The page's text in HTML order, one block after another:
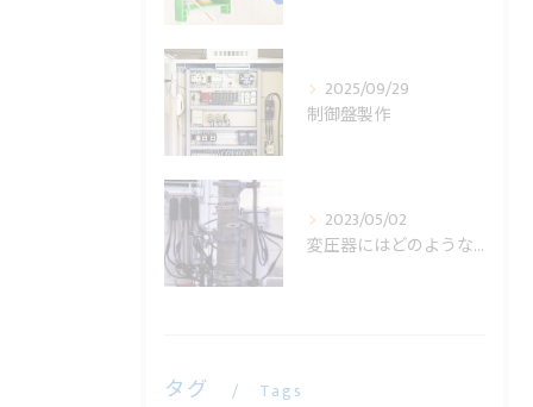
2025/09/29
制御盤製作
2023/05/02
変圧器にはどのような役割があるの？
タグ Tags